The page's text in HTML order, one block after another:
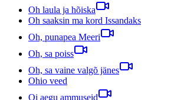
Oh laula ja hõiska
Oh saaksin ma kord Issandaks
Oh, punapea Meeri
Oh, sa poiss
Oh, sa vaine valgõ jänes
Ohio veed
Oi aegu ammuseid